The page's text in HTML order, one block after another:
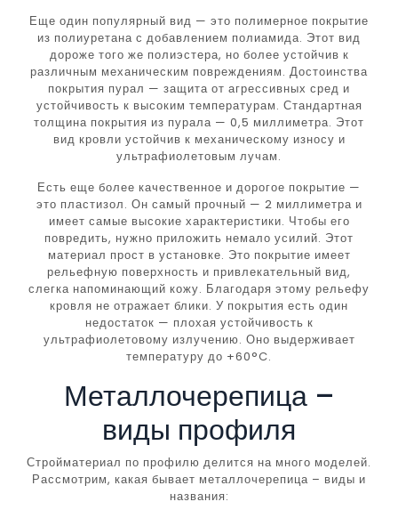
Еще один популярный вид — это полимерное покрытие
из полиуретана с добавлением полиамида. Этот вид
дороже того же полиэстера, но более устойчив к
различным механическим повреждениям. Достоинства
покрытия пурал — защита от агрессивных сред и
устойчивость к высоким температурам. Стандартная
толщина покрытия из пурала — 0,5 миллиметра. Этот
вид кровли устойчив к механическому износу и
ультрафиолетовым лучам.
Есть еще более качественное и дорогое покрытие —
это пластизол. Он самый прочный — 2 миллиметра и
имеет самые высокие характеристики. Чтобы его
повредить, нужно приложить немало усилий. Этот
материал прост в установке. Это покрытие имеет
рельефную поверхность и привлекательный вид,
слегка напоминающий кожу. Благодаря этому рельефу
кровля не отражает блики. У покрытия есть один
недостаток — плохая устойчивость к
ультрафиолетовому излучению. Оно выдерживает
температуру до +60°C.
Металлочерепица –
виды профиля
Стройматериал по профилю делится на много моделей.
Рассмотрим, какая бывает металлочерепица – виды и
названия: